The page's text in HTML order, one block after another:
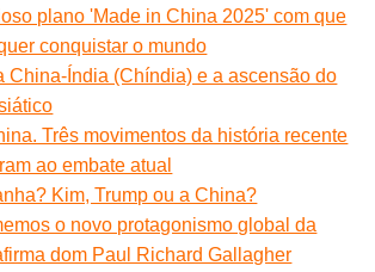
plano 'Made in China 2025' com que
conquistar o mundo
China-Índia (Chíndia) e a ascensão do
Três movimentos da história recente
ao embate atual
Kim, Trump ou a China?
o novo protagonismo global da
dom Paul Richard Gallagher